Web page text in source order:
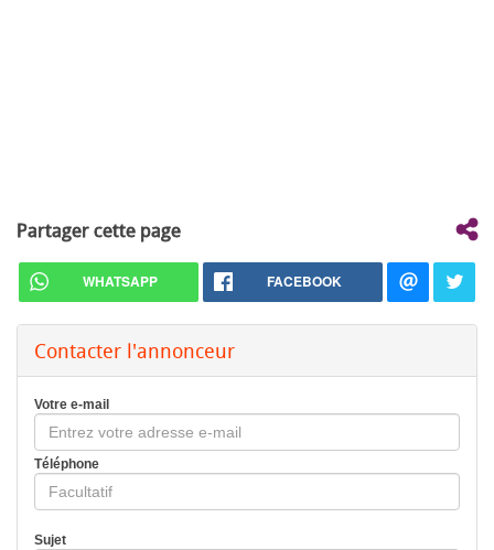
Partager cette page
WHATSAPP FACEBOOK
Contacter l'annonceur
Votre e-mail
Téléphone
Sujet